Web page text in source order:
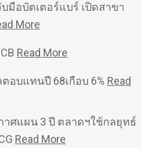
บมือบัตเตอร์แบร์ เปิดสาขา
More
Read More
อบแทนปี 68เกือบ 6% Read
าศแผน 3 ปี ตลาดฯใช้กลยุทธ์
Read More